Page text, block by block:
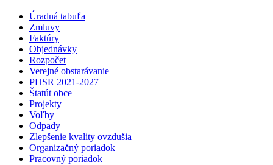
Úradná tabuľa
Zmluvy
Faktúry
Objednávky
Rozpočet
Verejné obstarávanie
PHSR 2021-2027
Štatút obce
Projekty
Voľby
Odpady
Zlepšenie kvality ovzdušia
Organizačný poriadok
Pracovný poriadok